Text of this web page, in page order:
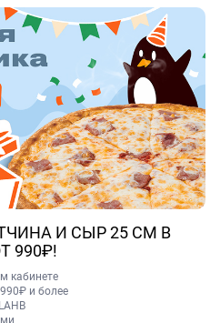
И СЫР 25 СМ В
990₽!
кабинете
и более